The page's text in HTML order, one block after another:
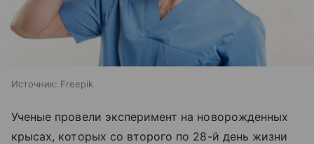
Источник: Freepik
Ученые провели эксперимент на новорожденных
крысах, которых со второго по 28-й день жизни